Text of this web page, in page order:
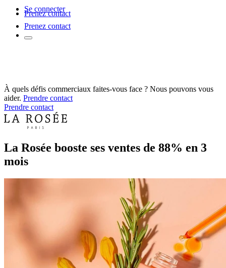
Se connecter
Prenez contact
Prenez contact
À quels défis commerciaux faites-vous face ? Nous pouvons vous
aider. Prendre contact
Prendre contact
La Rosée booste ses ventes de 88% en 3
mois